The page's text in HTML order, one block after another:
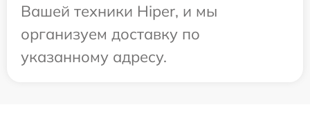
Вашей техники Hiper, и мы
организуем доставку по
указанному адресу.